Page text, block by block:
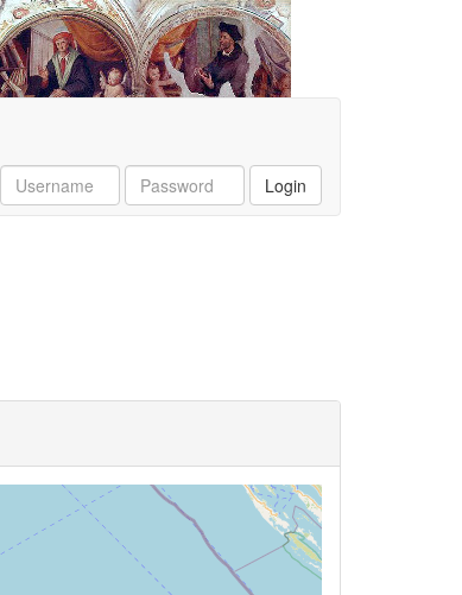
Username Password Login